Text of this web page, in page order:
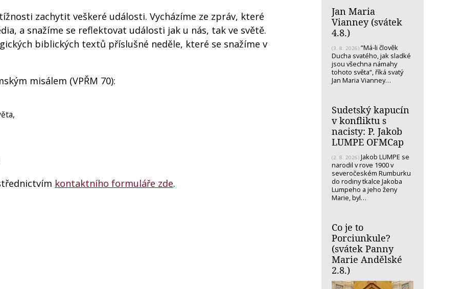
zachytit veškeré události. Vycházíme ze zpráv, které
a snažíme se reflektovat události jak u nás, tak ve světě.
biblických textů příslušné neděle, které se snažíme v
misálem (VPŘM 70):
kontaktního formuláře zde.
Jan Maria
Vianney (svátek
4.8.)
(3. 8. 2026) “Má-li člověk
Ducha svatého, jak sladké
jsou všechna námahy
tohoto světa“, říká svatý
Jan Maria Vianney…
Sudetský kapucín
v konfliktu s
nacisty: P. Jakob
LUMPE OFMCap
(2. 8. 2026) Jakob LUMPE se
narodil v rove 1900 v
severočeském Rumburku
do rodiny tkalce Jakoba
Lumpeho a jeho ženy
Marie, byl…
Co je to
Porciunkule?
(svátek Panny
Marie Andělské
2.8.)